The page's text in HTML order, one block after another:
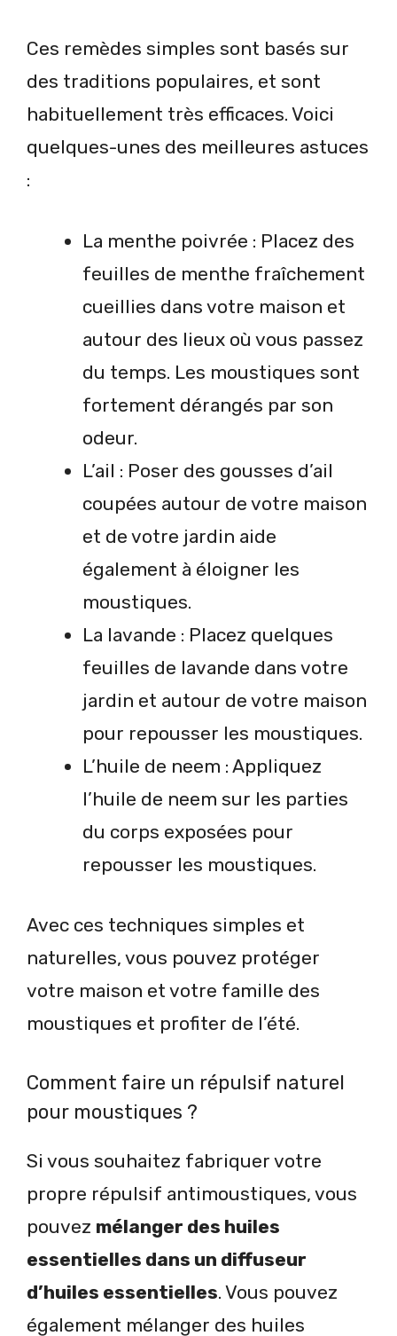
Ces remèdes simples sont basés sur
des traditions populaires, et sont
habituellement très efficaces. Voici
quelques-unes des meilleures astuces
:
La menthe poivrée : Placez des
feuilles de menthe fraîchement
cueillies dans votre maison et
autour des lieux où vous passez
du temps. Les moustiques sont
fortement dérangés par son
odeur.
L’ail : Poser des gousses d’ail
coupées autour de votre maison
et de votre jardin aide
également à éloigner les
moustiques.
La lavande : Placez quelques
feuilles de lavande dans votre
jardin et autour de votre maison
pour repousser les moustiques.
L’huile de neem : Appliquez
l’huile de neem sur les parties
du corps exposées pour
repousser les moustiques.
Avec ces techniques simples et
naturelles, vous pouvez protéger
votre maison et votre famille des
moustiques et profiter de l’été.
Comment faire un répulsif naturel
pour moustiques ?
Si vous souhaitez fabriquer votre
propre répulsif antimoustiques, vous
pouvez mélanger des huiles
essentielles dans un diffuseur
d’huiles essentielles. Vous pouvez
également mélanger des huiles